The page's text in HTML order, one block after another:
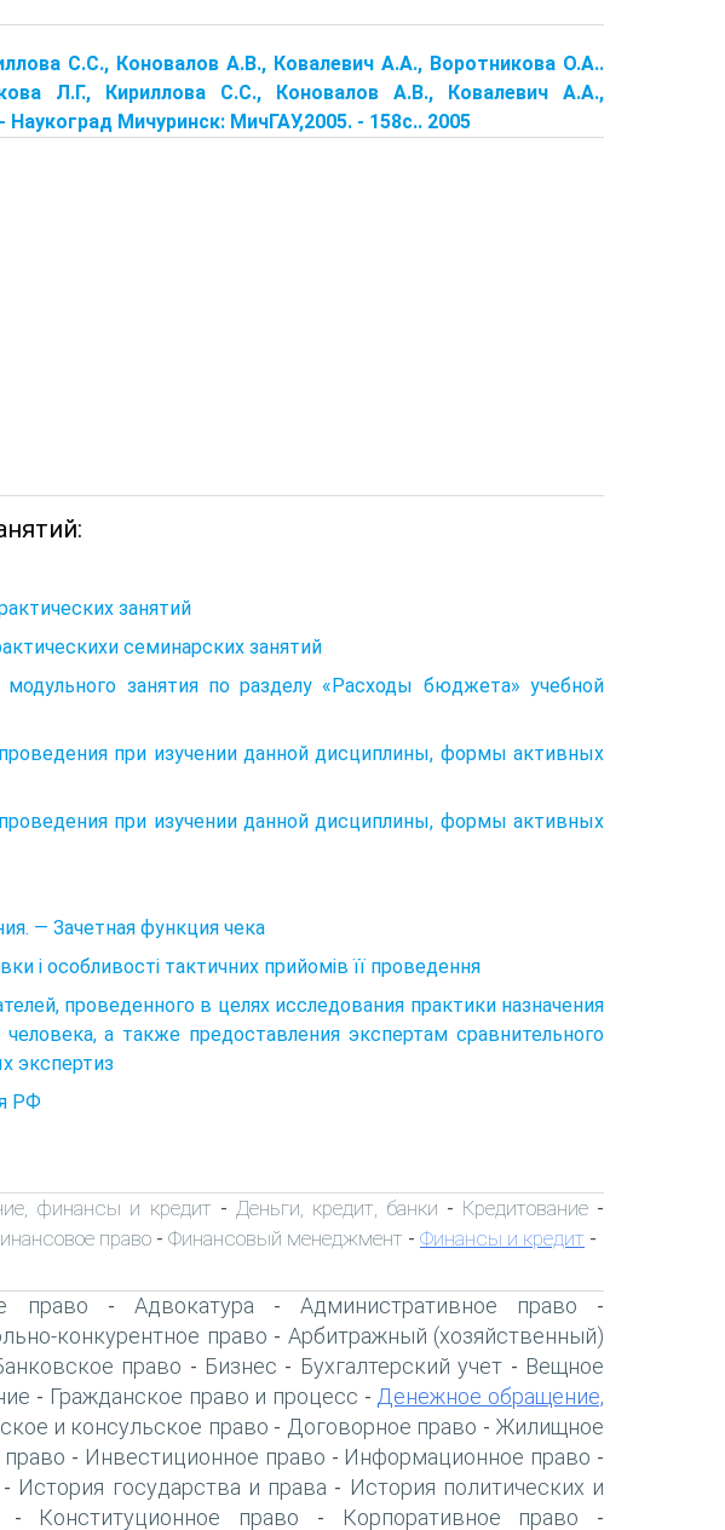
С.С., Коновалов А.В., Ковалевич А.А., Воротникова О.А..
Л.Г., Кириллова С.С., Коновалов А.В., Ковалевич А.А.,
Мичуринск: МичГАУ,2005. - 158с.. 2005
занятий
семинарских занятий
занятия по разделу «Расходы бюджета» учебной
при изучении данной дисциплины, формы активных
при изучении данной дисциплины, формы активных
— Зачетная функция чека
і особливості тактичних прийомів її проведення
проведенного в целях исследования практики назначения
а также предоставления экспертам сравнительного
экспертиз
РФ
финансы и кредит - Деньги, кредит, банки - Кредитование -
право - Финансовый менеджмент - Финансы и кредит -
право - Адвокатура - Административное право -
конкурентное право - Арбитражный (хозяйственный)
право - Бизнес - Бухгалтерский учет - Вещное
- Гражданское право и процесс - Денежное обращение,
и консульское право - Договорное право - Жилищное
- Инвестиционное право - Информационное право -
- История государства и права - История политических и
- Конституционное право - Корпоративное право -